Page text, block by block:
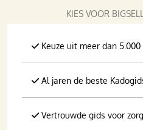
KIES VOOR
Keuze uit meer dan
Al jaren de beste
Vertrouwde gids voor